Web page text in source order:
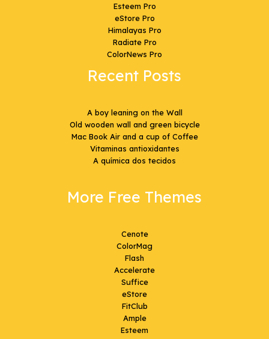
Esteem Pro
eStore Pro
Himalayas Pro
Radiate Pro
ColorNews Pro
Recent Posts
A boy leaning on the Wall
Old wooden wall and green bicycle
Mac Book Air and a cup of Coffee
Vitaminas antioxidantes
A química dos tecidos
More Free Themes
Cenote
ColorMag
Flash
Accelerate
Suffice
eStore
FitClub
Ample
Esteem